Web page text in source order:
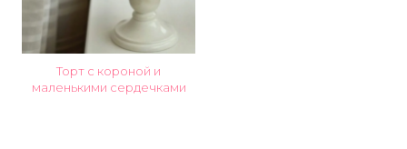
Торт с короной и
маленькими сердечками